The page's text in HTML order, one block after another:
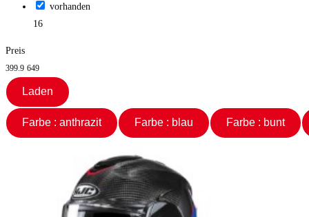
vorhanden
16
Preis
399.9 649
Laden
Farbe : anthrazit Farbe : blau Farbe : bunt